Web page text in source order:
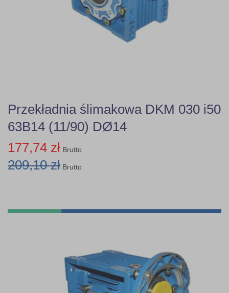
Przekładnia ślimakowa DKM 030 i50
63B14 (11/90) DØ14
177,74 zł Brutto
209,10 zł Brutto